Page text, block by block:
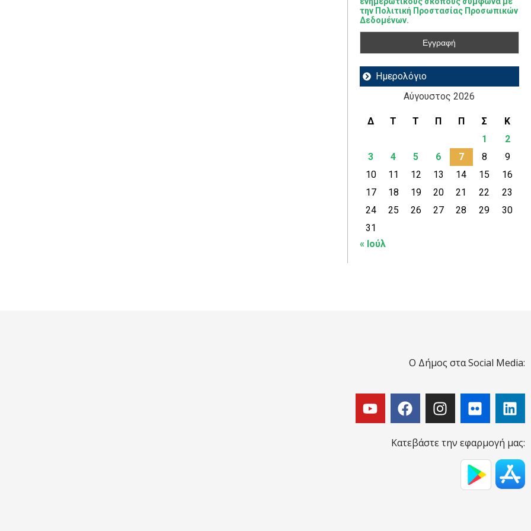
την Πολιτική Προστασίας Προσωπικών
Δεδομένων.
Ημερολόγιο
Αύγουστος 2026
Δ Τ Τ Π Π Σ
Κ
1
2
3
4 5 6 7 8
9
10
11 12 13 14 15
16
17
18 19 20 21 22
23
24
25 26 27 28 29
30
31
« Ιούλ
Ο Δήμος στα Social Media:
Κατεβάστε την εφαρμογή μας: